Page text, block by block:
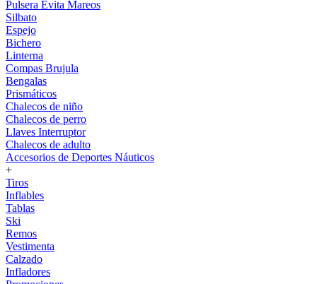
Pulsera Evita Mareos
Silbato
Espejo
Bichero
Linterna
Compas Brujula
Bengalas
Prismáticos
Chalecos de niño
Chalecos de perro
Llaves Interruptor
Chalecos de adulto
Accesorios de Deportes Náuticos
+
Tiros
Inflables
Tablas
Ski
Remos
Vestimenta
Calzado
Infladores